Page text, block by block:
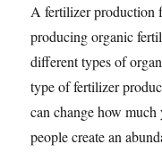
A fertilizer production
producing organic
different types of
type of fertilizer
can change how
people create an